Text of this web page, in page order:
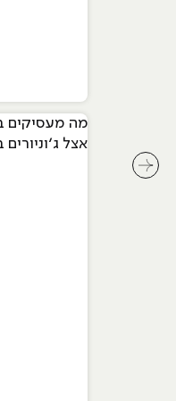
מה מעסיקים
אצל
לחץ לשיקופית קודמת